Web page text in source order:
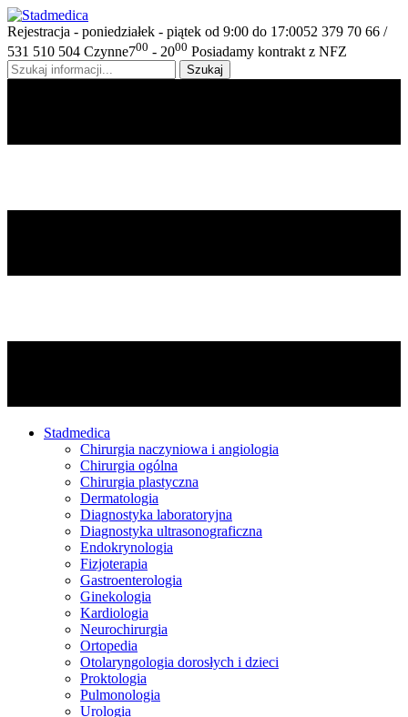
Rejestracja - poniedziałek - piątek od 9:00 do 17:0052 379 70 66 /
531 510 504 Czynne700 - 2000 Posiadamy kontrakt z NFZ
Stadmedica
Chirurgia naczyniowa i angiologia
Chirurgia ogólna
Chirurgia plastyczna
Dermatologia
Diagnostyka laboratoryjna
Diagnostyka ultrasonograficzna
Endokrynologia
Fizjoterapia
Gastroenterologia
Ginekologia
Kardiologia
Neurochirurgia
Ortopedia
Otolaryngologia dorosłych i dzieci
Proktologia
Pulmonologia
Urologia